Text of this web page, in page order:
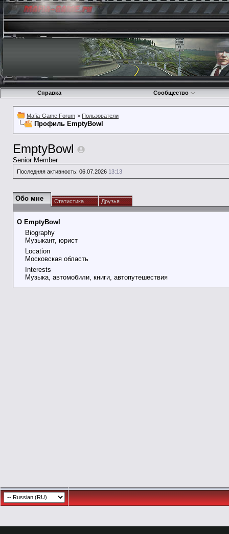
Справка Сообщество
Mafia-Game Forum > Пользователи
Профиль EmptyBowl
EmptyBowl
Senior Member
Последняя активность: 06.07.2026 13:13
Обо мне Статистика Друзья
О EmptyBowl
Biography
Музыкант, юрист
Location
Московская область
Interests
Музыка, автомобили, книги, автопутешествия